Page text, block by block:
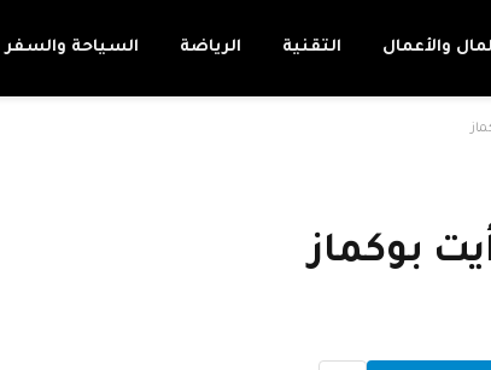
والأعمال التقنية الرياضة السياحة والسفر
بوكماز